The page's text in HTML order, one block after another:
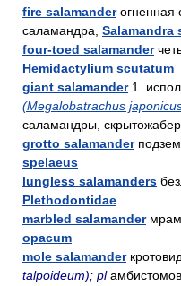
fire salamander огненная
саламандра, Salamandra
four-toed salamander
Hemidactylium scutatum
giant salamander 1.
(Megalobatrachus
саламандры,
grotto salamander
spelaeus
lungless salamanders
Plethodontidae
marbled salamander
opacum
mole salamander
talpoideum); pl